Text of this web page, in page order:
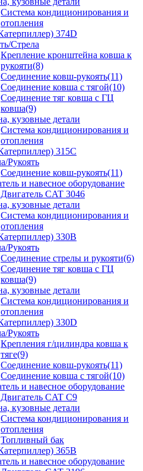
Система кондиционирования и
отопления
374D
Стрела
Крепление кронштейна ковша к
рукояти(8)
Соединение ковш-рукоять(11)
Соединение ковша с тягой(10)
Соединение тяг ковша с ГЦ
ковша(9)
кузовные детали
Система кондиционирования и
отопления
315C
Рукоять
Соединение ковш-рукоять(11)
и навесное оборудование
Двигатель CAT 3046
кузовные детали
Система кондиционирования и
отопления
330B
Рукоять
Соединение стрелы и рукояти(6)
Соединение тяг ковша с ГЦ
ковша(9)
кузовные детали
Система кондиционирования и
отопления
330D
Рукоять
Крепления г/цилиндра ковша к
тяге(9)
Соединение ковш-рукоять(11)
Соединение ковша с тягой(10)
и навесное оборудование
Двигатель CAT C9
кузовные детали
Система кондиционирования и
отопления
Топливный бак
365B
и навесное оборудование